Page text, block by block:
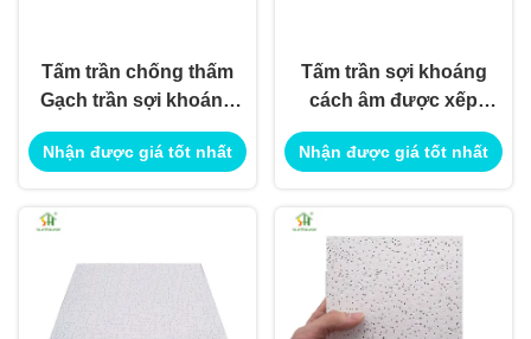
Tấm trần chống thấm
Gạch trần sợi khoáng
dùng để trang trí nội
ngoại thất
Nhận được giá tốt nhất
Tấm trần sợi khoáng
cách âm được xếp
hạng chống cháy để
sử dụng trang trí nội
Nhận được giá tốt nhất